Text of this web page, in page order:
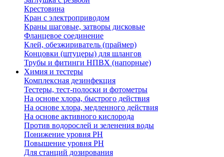
Крестовина
Кран с электроприводом
Краны шаговые, затворы дисковые
Фланцевое соединение
Клей, обезжириватель (праймер)
Концовки (штуцеры) для шлангов
Трубы и фитинги НПВХ (напорные)
Химия и тестеры
Комплексная дезинфекция
Тестеры, тест-полоски и фотометры
На основе хлора, быстрого действия
На основе хлора, медленного действия
На основе активного кислорода
Против водорослей и зеленения воды
Понижение уровня РН
Повышение уровня РН
Для станций дозирования